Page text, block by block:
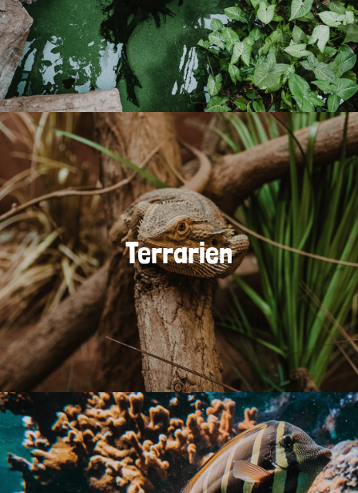
Terrarien